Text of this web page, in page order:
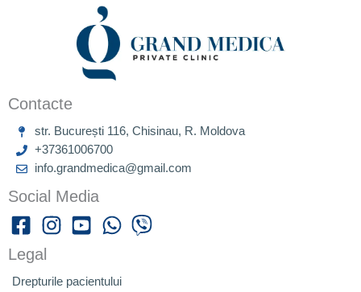
Contacte
str. București 116, Chisinau, R. Moldova
+37361006700
info.grandmedica@gmail.com
Social Media
Legal
Drepturile pacientului